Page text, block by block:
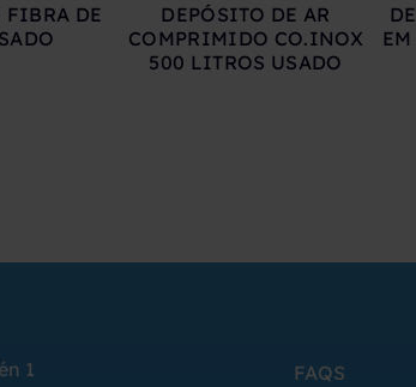
FIBRA DE
DEPÓSITO DE AR
COMPRIMIDO CO.INOX
500 LITROS USADO
1
FAQS